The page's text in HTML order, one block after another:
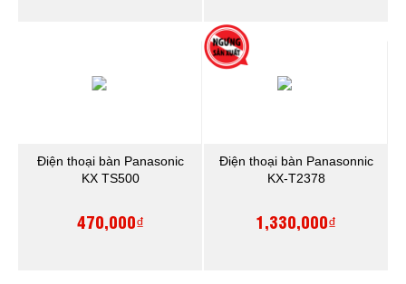
Điện thoại bàn Panasonic
KX TS500
470,000₫
Điện thoại bàn Panasonnic
KX-T2378
1,330,000₫